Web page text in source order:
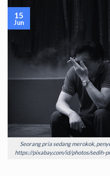
Seorang pria sedang merokok,
https://pixabay.com/id/photos/sedih-
15
Jun